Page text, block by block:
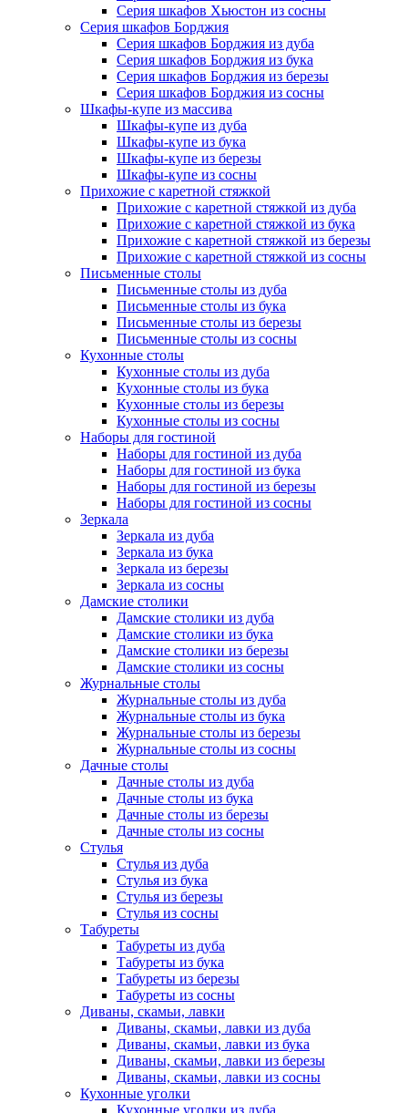
Серия шкафов Хьюстон из сосны
Серия шкафов Борджия
Серия шкафов Борджия из дуба
Серия шкафов Борджия из бука
Серия шкафов Борджия из березы
Серия шкафов Борджия из сосны
Шкафы-купе из массива
Шкафы-купе из дуба
Шкафы-купе из бука
Шкафы-купе из березы
Шкафы-купе из сосны
Прихожие с каретной стяжкой
Прихожие с каретной стяжкой из дуба
Прихожие с каретной стяжкой из бука
Прихожие с каретной стяжкой из березы
Прихожие с каретной стяжкой из сосны
Письменные столы
Письменные столы из дуба
Письменные столы из бука
Письменные столы из березы
Письменные столы из сосны
Кухонные столы
Кухонные столы из дуба
Кухонные столы из бука
Кухонные столы из березы
Кухонные столы из сосны
Наборы для гостиной
Наборы для гостиной из дуба
Наборы для гостиной из бука
Наборы для гостиной из березы
Наборы для гостиной из сосны
Зеркала
Зеркала из дуба
Зеркала из бука
Зеркала из березы
Зеркала из сосны
Дамские столики
Дамские столики из дуба
Дамские столики из бука
Дамские столики из березы
Дамские столики из сосны
Журнальные столы
Журнальные столы из дуба
Журнальные столы из бука
Журнальные столы из березы
Журнальные столы из сосны
Дачные столы
Дачные столы из дуба
Дачные столы из бука
Дачные столы из березы
Дачные столы из сосны
Стулья
Стулья из дуба
Стулья из бука
Стулья из березы
Стулья из сосны
Табуреты
Табуреты из дуба
Табуреты из бука
Табуреты из березы
Табуреты из сосны
Диваны, скамьи, лавки
Диваны, скамьи, лавки из дуба
Диваны, скамьи, лавки из бука
Диваны, скамьи, лавки из березы
Диваны, скамьи, лавки из сосны
Кухонные уголки
Кухонные уголки из дуба